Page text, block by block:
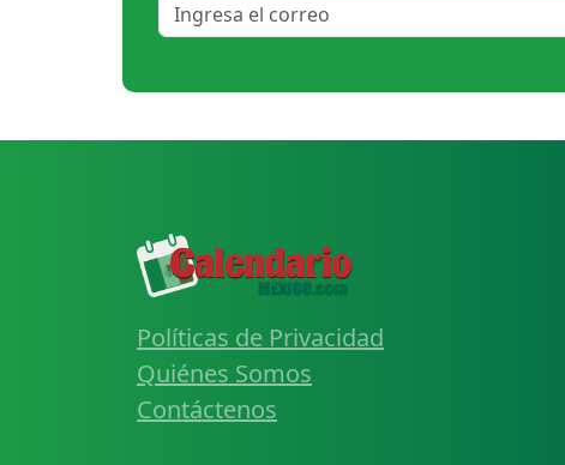
Políticas de Privacidad
Quiénes Somos
Contáctenos